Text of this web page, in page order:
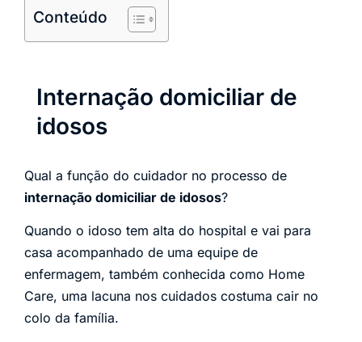
Conteúdo
Internação domiciliar de
idosos
Qual a função do cuidador no processo de
internação domiciliar de idosos?
Quando o idoso tem alta do hospital e vai para
casa acompanhado de uma equipe de
enfermagem, também conhecida como Home
Care, uma lacuna nos cuidados costuma cair no
colo da família.